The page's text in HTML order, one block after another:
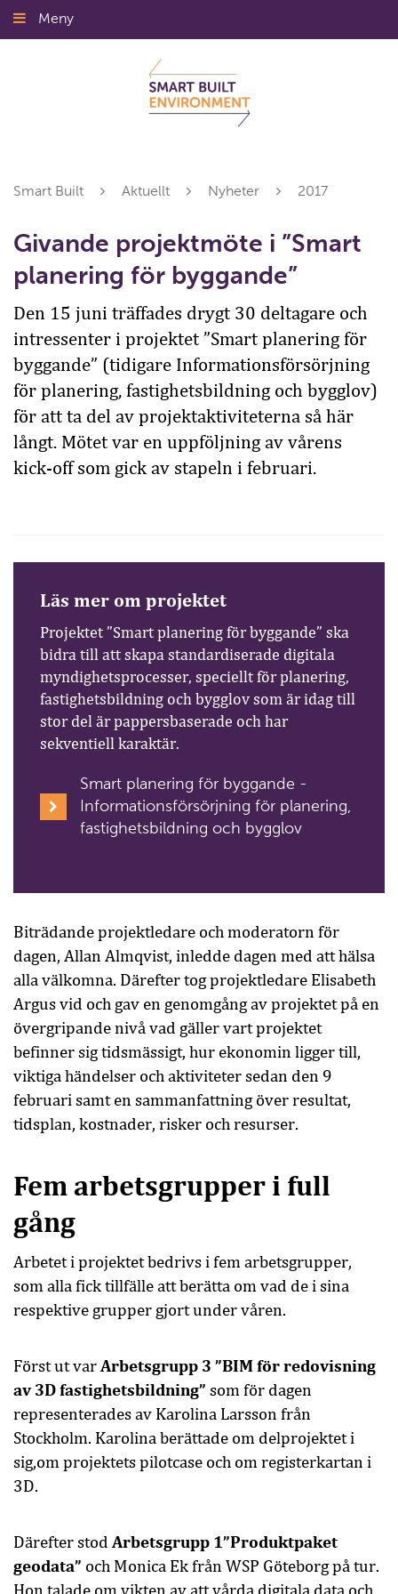
Gå
till
Meny
Smart Built Aktuellt Nyheter 2017
Givande projektmöte i ”Smart
planering för byggande”
Den 15 juni träffades drygt 30 deltagare och
intressenter i projektet ”Smart planering för
byggande” (tidigare Informationsförsörjning
för planering, fastighetsbildning och bygglov)
för att ta del av projektaktiviteterna så här
långt. Mötet var en uppföljning av vårens
kick-off som gick av stapeln i februari.
Läs mer om projektet
Projektet ”Smart planering för byggande” ska
bidra till att skapa standardiserade digitala
myndighetsprocesser, speciellt för planering,
fastighetsbildning och bygglov som är idag till
stor del är pappersbaserade och har
sekventiell karaktär.
Smart planering för byggande -
Informationsförsörjning för planering,
fastighetsbildning och bygglov
Biträdande projektledare och moderatorn för
dagen, Allan Almqvist, inledde dagen med att hälsa
alla välkomna. Därefter tog projektledare Elisabeth
Argus vid och gav en genomgång av projektet på en
övergripande nivå vad gäller vart projektet
befinner sig tidsmässigt, hur ekonomin ligger till,
viktiga händelser och aktiviteter sedan den 9
februari samt en sammanfattning över resultat,
tidsplan, kostnader, risker och resurser.
Fem arbetsgrupper i full
gång
Arbetet i projektet bedrivs i fem arbetsgrupper,
som alla fick tillfälle att berätta om vad de i sina
respektive grupper gjort under våren.
Först ut varArbetsgrupp 3 ”BIM för redovisning
av 3D fastighetsbildning” som för dagen
representerades av Karolina Larsson från
Stockholm. Karolina berättade om delprojektet i
sig,om projektets pilotcase och om registerkartan i
3D.
Därefter stod Arbetsgrupp 1”Produktpaket
geodata” och Monica Ek från WSP Göteborg på tur.
Hon talade om vikten av att vårda digitala data och